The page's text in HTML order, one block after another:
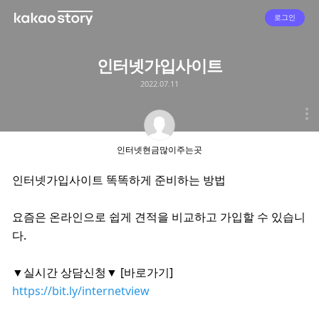
로그인
인터넷가입사이트
2022.07.11
인터넷현금많이주는곳
인터넷가입사이트 똑똑하게 준비하는 방법
요즘은 온라인으로 쉽게 견적을 비교하고 가입할 수 있습니
다.
▼실시간 상담신청▼ [바로가기]
https://bit.ly/internetview